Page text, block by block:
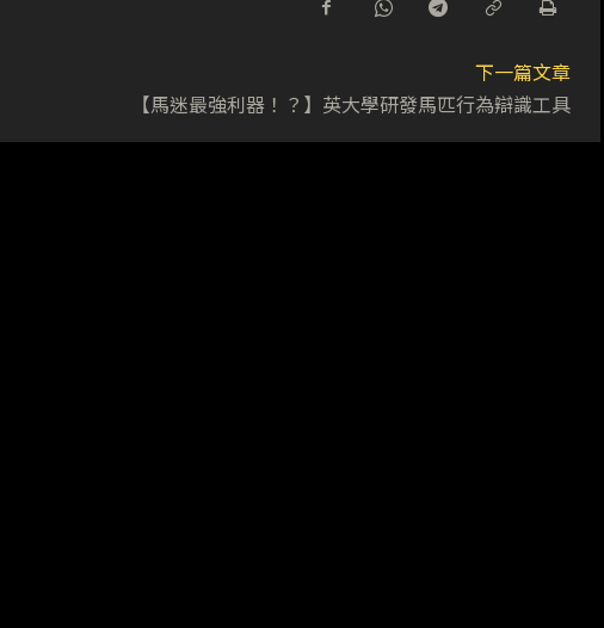
下一篇文章
【馬迷最強利器！？】英大學研發馬匹行為辯識工具